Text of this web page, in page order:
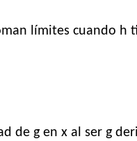
límites cuando h
de g en x al ser g